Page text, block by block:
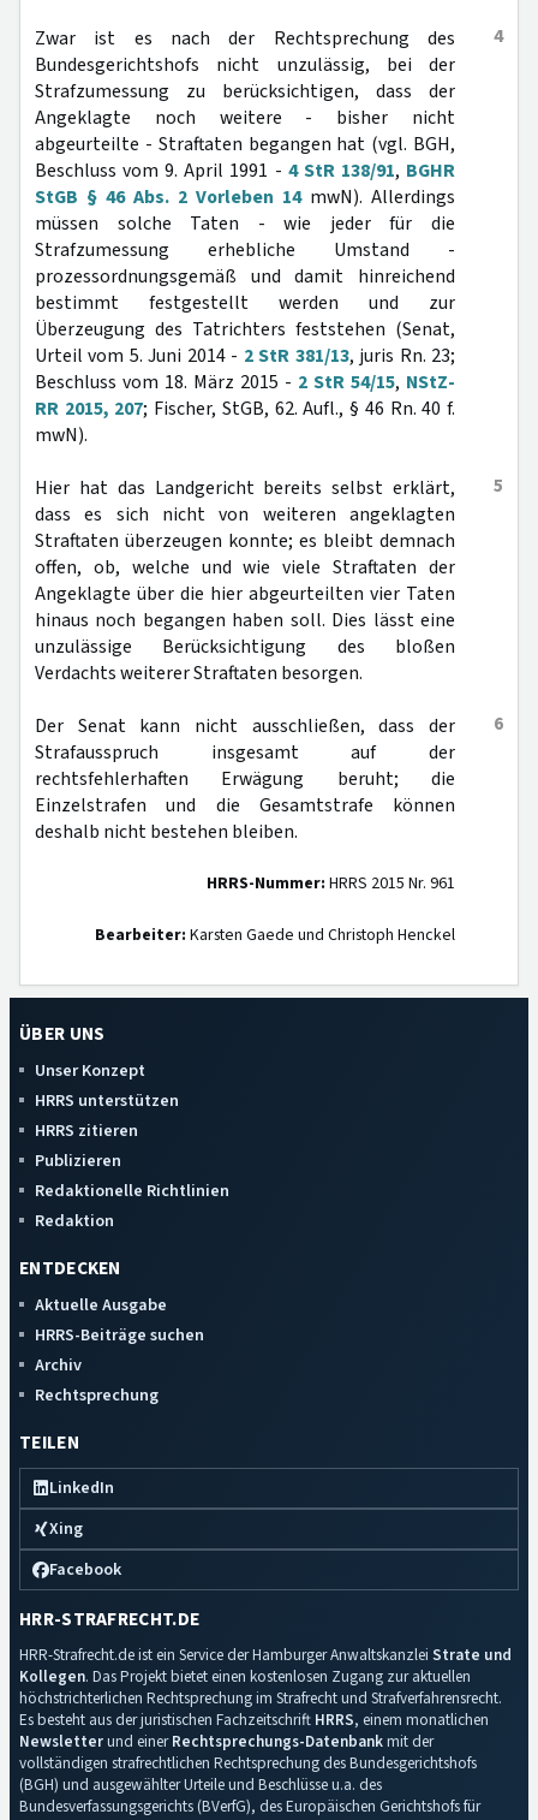
4
Zwar ist es nach der Rechtsprechung des
Bundesgerichtshofs nicht unzulässig, bei der
Strafzumessung zu berücksichtigen, dass der
Angeklagte noch weitere - bisher nicht
abgeurteilte - Straftaten begangen hat (vgl. BGH,
Beschluss vom 9. April 1991 - 4 StR 138/91, BGHR
StGB § 46 Abs. 2 Vorleben 14mwN). Allerdings
müssen solche Taten - wie jeder für die
Strafzumessung erhebliche Umstand -
prozessordnungsgemäß und damit hinreichend
bestimmt festgestellt werden und zur
Überzeugung des Tatrichters feststehen (Senat,
Urteil vom 5. Juni 2014 - 2 StR 381/13, juris Rn. 23;
Beschluss vom 18. März 2015 - 2 StR 54/15, NStZ-
RR 2015, 207; Fischer, StGB, 62. Aufl., § 46 Rn. 40 f.
mwN).
5
Hier hat das Landgericht bereits selbst erklärt,
dass es sich nicht von weiteren angeklagten
Straftaten überzeugen konnte; es bleibt demnach
offen, ob, welche und wie viele Straftaten der
Angeklagte über die hier abgeurteilten vier Taten
hinaus noch begangen haben soll. Dies lässt eine
unzulässige Berücksichtigung des bloßen
Verdachts weiterer Straftaten besorgen.
6
Der Senat kann nicht ausschließen, dass der
Strafausspruch insgesamt auf der
rechtsfehlerhaften Erwägung beruht; die
Einzelstrafen und die Gesamtstrafe können
deshalb nicht bestehen bleiben.
HRRS-Nummer: HRRS 2015 Nr. 961
Bearbeiter: Karsten Gaede und Christoph Henckel
ÜBER UNS
Unser Konzept
HRRS unterstützen
HRRS zitieren
Publizieren
Redaktionelle Richtlinien
Redaktion
ENTDECKEN
Aktuelle Ausgabe
HRRS-Beiträge suchen
Archiv
Rechtsprechung
TEILEN
LinkedIn
Xing
Facebook
HRR-STRAFRECHT.DE
HRR-Strafrecht.de ist ein Service der Hamburger Anwaltskanzlei Strate und
Kollegen. Das Projekt bietet einen kostenlosen Zugang zur aktuellen
höchstrichterlichen Rechtsprechung im Strafrecht und Strafverfahrensrecht.
Es besteht aus der juristischen Fachzeitschrift HRRS, einem monatlichen
Newsletterund einerRechtsprechungs-Datenbankmit der
vollständigen strafrechtlichen Rechtsprechung des Bundesgerichtshofs
(BGH) und ausgewählter Urteile und Beschlüsse u.a. des
Bundesverfassungsgerichts (BVerfG), des Europäischen Gerichtshofs für